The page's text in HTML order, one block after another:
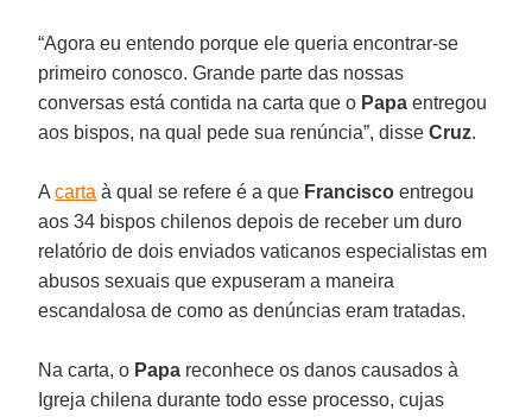
“Agora eu entendo porque ele queria encontrar-se
primeiro conosco. Grande parte das nossas
conversas está contida na carta que o Papa entregou
aos bispos, na qual pede sua renúncia”, disseCruz.
Acarta à qual se refere é a que Francisco entregou
aos 34 bispos chilenos depois de receber um duro
relatório de dois enviados vaticanos especialistas em
abusos sexuais que expuseram a maneira
escandalosa de como as denúncias eram tratadas.
Na carta, o Papa reconhece os danos causados à
Igreja chilena durante todo esse processo, cujas